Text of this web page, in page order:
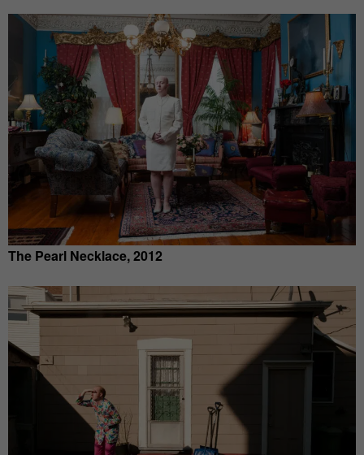
The Pearl Necklace, 2012